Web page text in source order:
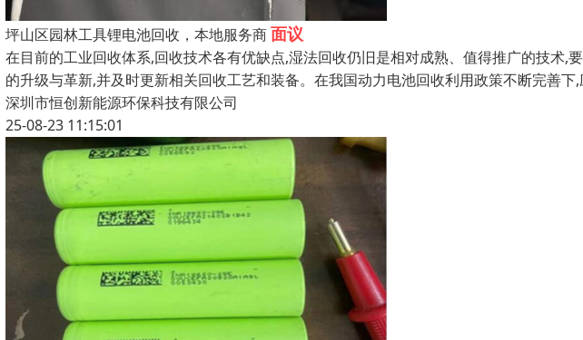
坪山区园林工具锂电池回收，本地服务商面议
在目前的工业回收体系,回收技术各有优缺点,湿法回收仍旧是相对成熟、值得推广的技术,
的升级与革新,并及时更新相关回收工艺和装备。在我国动力电池回收利用政策不断完善
深圳市恒创新能源环保科技有限公司
25-08-23 11:15:01